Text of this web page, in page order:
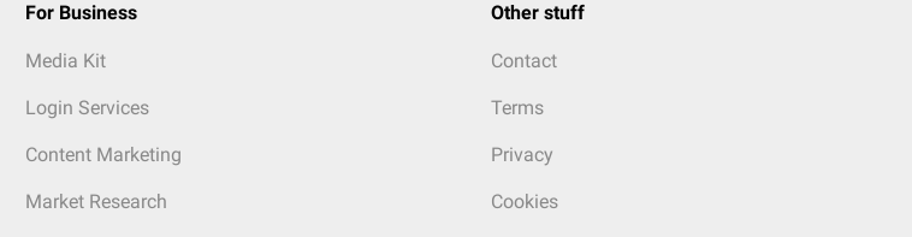
For Business
Media Kit
Login Services
Content Marketing
Market Research
Other stuff
Contact
Terms
Privacy
Cookies